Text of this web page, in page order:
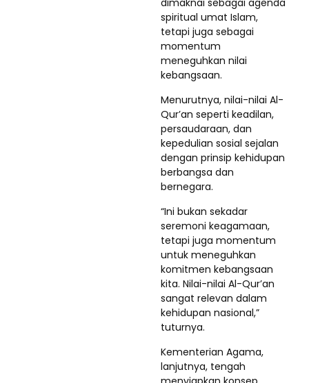
dimaknai sebagai agenda
spiritual umat Islam,
tetapi juga sebagai
momentum
meneguhkan nilai
kebangsaan.
Menurutnya, nilai-nilai Al-
Qur’an seperti keadilan,
persaudaraan, dan
kepedulian sosial sejalan
dengan prinsip kehidupan
berbangsa dan
bernegara.
“Ini bukan sekadar
seremoni keagamaan,
tetapi juga momentum
untuk meneguhkan
komitmen kebangsaan
kita. Nilai-nilai Al-Qur’an
sangat relevan dalam
kehidupan nasional,”
tuturnya.
Kementerian Agama,
lanjutnya, tengah